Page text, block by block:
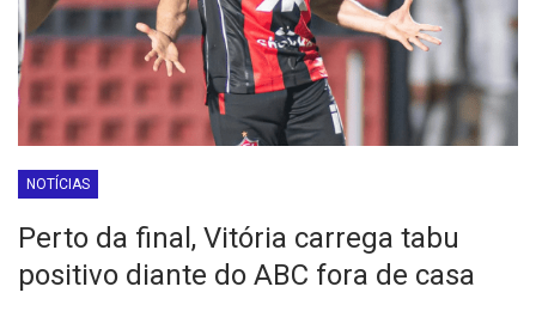
NOTÍCIAS
Perto da final, Vitória carrega tabu
positivo diante do ABC fora de casa